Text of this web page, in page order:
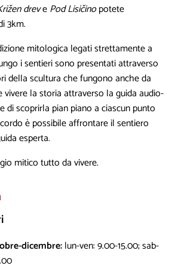
drevePod Lisičinopotete
3km.
mitologica legati strettamente a
i sentieri sono presentati attraverso
della scultura che fungono anche da
vivere la storia attraverso la guida audio-
di scoprirla pian piano a ciascun punto
è possibile affrontare il sentiero
esperta.
mitico tutto da vivere.
dicembre:lun-ven: 9.00-15.00; sab-